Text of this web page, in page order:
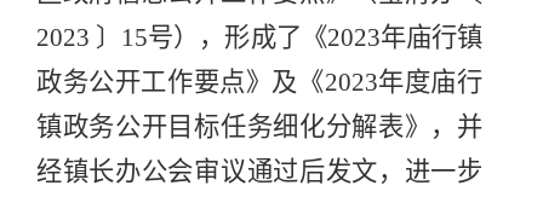
2023 〕 15号） ，形成了 《2023年庙行镇
政务公开工作要点》及 《2023年度庙行
镇政务公开目标任务细化分解表》 ， 并
经镇长办公会审议通过后发文，进一步